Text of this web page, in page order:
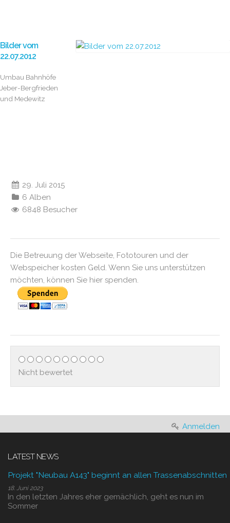
Bilder vom
22.07.2012
Umbau Bahnhöfe
Jeber-Bergfrieden
und Medewitz
29. Juli 2015
6 Alben
6848 Besucher
Die Betreuung der Webseite, Fototouren und der
Webspeicher kosten Geld. Wenn Sie uns unterstützen
möchten, können Sie hier spenden.
Nicht bewertet
Anmelden
LATEST NEWS
Projekt "Neubau A143" beginnt an allen Trassenabschnitten
18. Juni 2023
In den letzten Jahres eher gemächlich, geht es nun im
Sommer